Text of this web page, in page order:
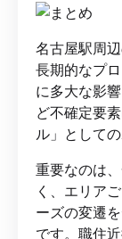
名古屋駅周
長期的なプ
に多大な影
ど不確定要
ル」として
重要なのは
く、エリア
ーズの変遷
です。職住